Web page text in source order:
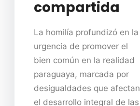
compartida
La homilía profundizó en la
urgencia de promover el
bien común en la realidad
paraguaya, marcada por
desigualdades que afectan
el desarrollo integral de las